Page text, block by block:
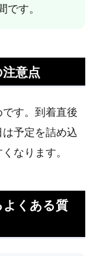
す。
意点
す。到着直後
予定を詰め込
なります。
くある質